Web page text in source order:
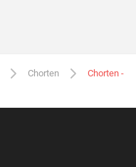
Chorten
Chorten -